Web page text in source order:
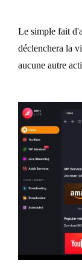
Le simple fait
déclenchera la
aucune autre